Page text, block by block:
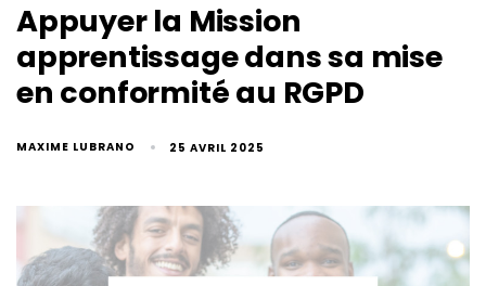
Appuyer la Mission
apprentissage dans sa mise
en conformité au RGPD
MAXIME LUBRANO 25 AVRIL 2025